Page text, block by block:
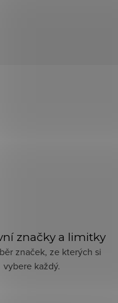
značky a limitky
značek, ze kterých si
vybere každý.